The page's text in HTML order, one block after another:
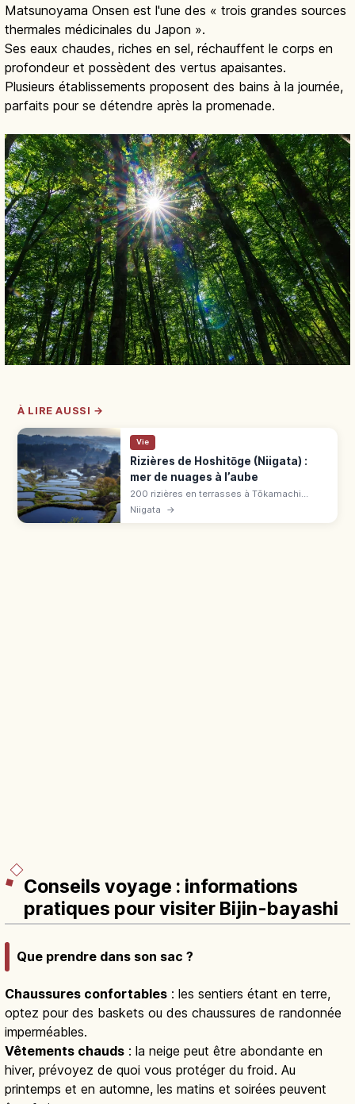
Matsunoyama Onsen est l'une des « trois grandes sources
thermales médicinales du Japon ».
Ses eaux chaudes, riches en sel, réchauffent le corps en
profondeur et possèdent des vertus apaisantes.
Plusieurs établissements proposent des bains à la journée,
parfaits pour se détendre après la promenade.
À LIRE AUSSI →
Vie
Rizières de Hoshitōge (Niigata) :
mer de nuages à l’aube
200 rizières en terrasses à Tōkamachi
(Niigata), parmi les 100 paysages ruraux du
Japon. Mer de nuages au printemps et en
Niigata →
Conseils voyage : informations
pratiques pour visiter Bijin-bayashi
Que prendre dans son sac ?
Chaussures confortables : les sentiers étant en terre,
optez pour des baskets ou des chaussures de randonnée
imperméables.
Vêtements chauds : la neige peut être abondante en
hiver, prévoyez de quoi vous protéger du froid. Au
printemps et en automne, les matins et soirées peuvent